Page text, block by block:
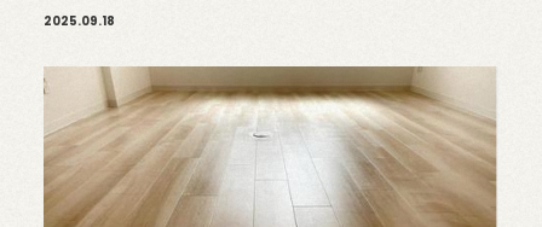
2025.09.18